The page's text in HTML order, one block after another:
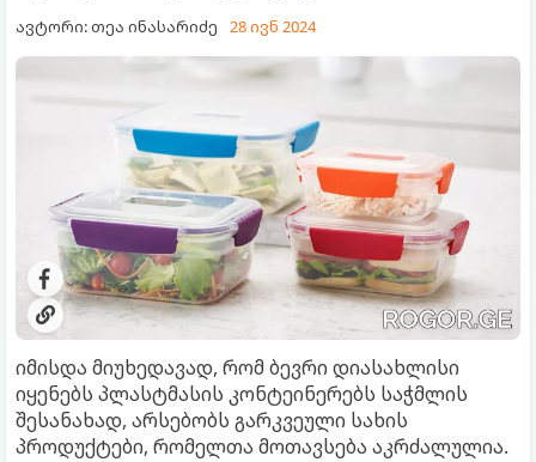
ავტორი: თეა ინასარიძე 28 ივნ 2024
იმისდა მიუხედავად, რომ ბევრი დიასახლისი
იყენებს პლასტმასის კონტეინერებს საჭმლის
შესანახად, არსებობს გარკვეული სახის
პროდუქტები, რომელთა მოთავსება აკრძალულია.